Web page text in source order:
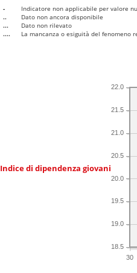
-
Indicatore non applicabile per valore
..
Dato non ancora disponibile
...
Dato non rilevato
....
La mancanza o esiguità del fenomeno
Indice di dipendenza giovani
30
18.5
19.0
19.5
20.0
20.5
21.0
21.5
22.0